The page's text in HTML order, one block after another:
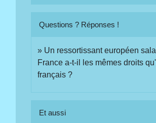
Questions ? Réponses !
Un ressortissant européen
France a-t-il les mêmes droits
français ?
Et aussi